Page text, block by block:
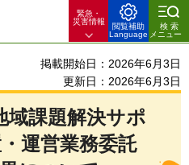
緊急・
災害情報
閲覧補助
Language
検索
メニュー
掲載開始日：2026年6月3日
更新日：2026年6月3日
域課題解決サポ
運営業務委託